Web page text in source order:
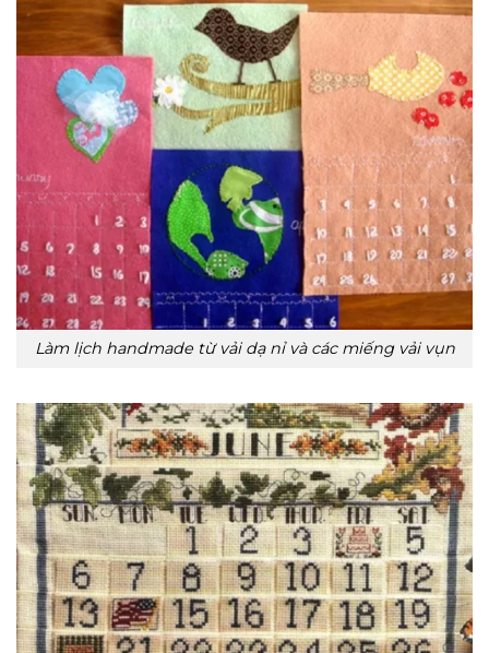
Làm lịch handmade từ vải dạ nỉ và các miếng vải vụn